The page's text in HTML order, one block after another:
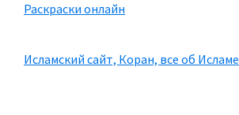
Раскраски онлайн
Исламский сайт, Коран, все об Исламе